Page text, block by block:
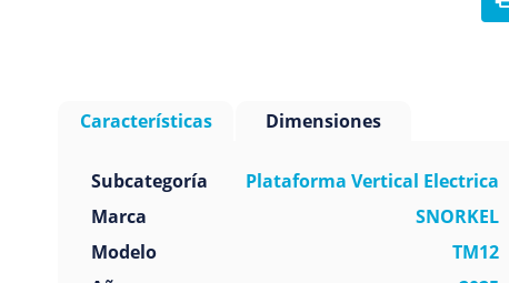
Características
Subcategoría
Plataforma Vertical Electrica
Marca
SNORKEL
Modelo
TM12
Dimensiones